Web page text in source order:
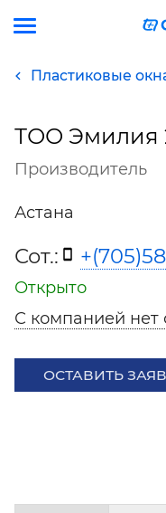
Пластиковые
ТОО Эмилия
Производитель
Астана
Сот.:
Открыто
С компанией нет
ОСТАВИТЬ